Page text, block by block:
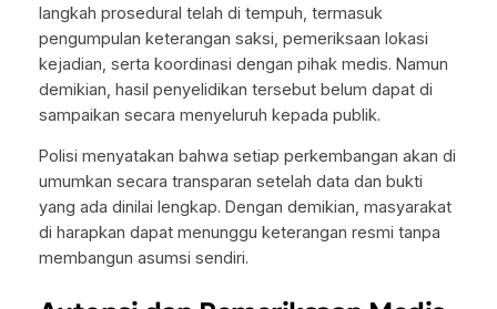
langkah prosedural telah di tempuh, termasuk
pengumpulan keterangan saksi, pemeriksaan lokasi
kejadian, serta koordinasi dengan pihak medis. Namun
demikian, hasil penyelidikan tersebut belum dapat di
sampaikan secara menyeluruh kepada publik.
Polisi menyatakan bahwa setiap perkembangan akan di
umumkan secara transparan setelah data dan bukti
yang ada dinilai lengkap. Dengan demikian, masyarakat
di harapkan dapat menunggu keterangan resmi tanpa
membangun asumsi sendiri.